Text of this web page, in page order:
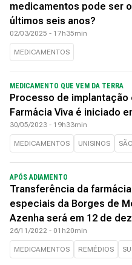
medicamentos pode ser
últimos seis anos?
02/03/2025 - 17h35min
MEDICAMENTOS
MEDICAMENTO QUE VEM DA TERRA
Processo de implantação
Farmácia Viva é iniciado
30/05/2023 - 19h33min
MEDICAMENTOS UNISINOS
APÓS ADIAMENTO
Transferência da
especiais da Borges de
Azenha será em 12 de
26/11/2022 - 01h20min
MEDICAMENTOS REMÉDIOS